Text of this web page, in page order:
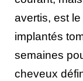
avertis, est le
implantés
semaines
cheveux